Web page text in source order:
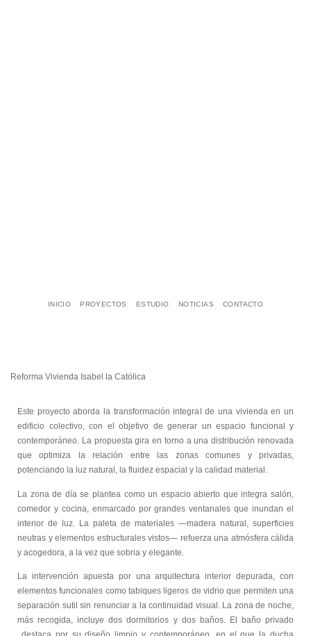
INICIO PROYECTOS ESTUDIO NOTICIAS CONTACTO
Reforma Vivienda Isabel la Católica
Este proyecto aborda la transformación integral de una vivienda en un
edificio colectivo, con el objetivo de generar un espacio funcional y
contemporáneo. La propuesta gira en torno a una distribución renovada
que optimiza la relación entre las zonas comunes y privadas,
potenciando la luz natural, la fluidez espacial y la calidad material.
La zona de día se plantea como un espacio abierto que integra salón,
comedor y cocina, enmarcado por grandes ventanales que inundan el
interior de luz. La paleta de materiales —madera natural, superficies
neutras y elementos estructurales vistos— refuerza una atmósfera cálida
y acogedora, a la vez que sobria y elegante.
La intervención apuesta por una arquitectura interior depurada, con
elementos funcionales como tabiques ligeros de vidrio que permiten una
separación sutil sin renunciar a la continuidad visual. La zona de noche,
más recogida, incluye dos dormitorios y dos baños. El baño privado